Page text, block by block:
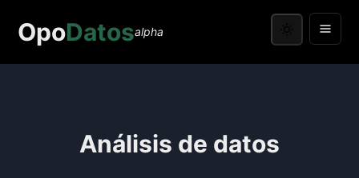
OpoDatosalpha
Análisis de datos